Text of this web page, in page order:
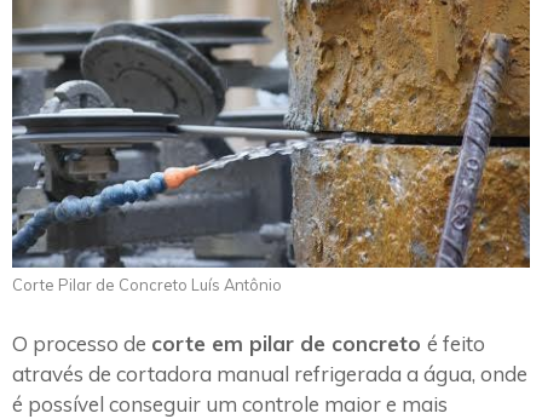
Corte Pilar de Concreto Luís Antônio
O processo de corte em pilar de concreto é feito
através de cortadora manual refrigerada a água, onde
é possível conseguir um controle maior e mais